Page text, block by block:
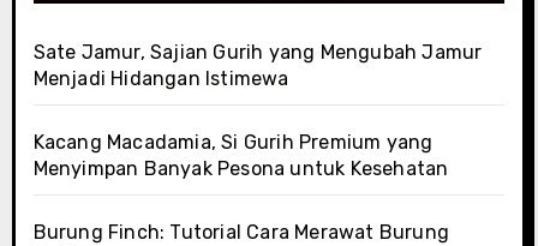
Sate Jamur, Sajian Gurih yang Mengubah Jamur
Menjadi Hidangan Istimewa
Kacang Macadamia, Si Gurih Premium yang
Menyimpan Banyak Pesona untuk Kesehatan
Burung Finch: Tutorial Cara Merawat Burung